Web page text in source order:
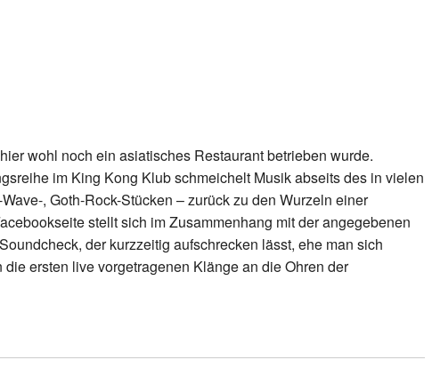
wohl noch ein asiatisches Restaurant betrieben wurde.
im King Kong Klub schmeichelt Musik abseits des in vielen
, Goth-Rock-Stücken – zurück zu den Wurzeln einer
stellt sich im Zusammenhang mit der angegebenen
der kurzzeitig aufschrecken lässt, ehe man sich
ersten live vorgetragenen Klänge an die Ohren der